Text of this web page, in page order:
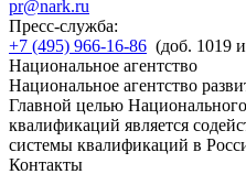
pr@nark.ru
Пресс-служба:
+7 (495) 966-16-86 (доб. 1019
Национальное агентство
Национальное агентство
Главной целью Национального
квалификаций является
системы квалификаций в
Контакты